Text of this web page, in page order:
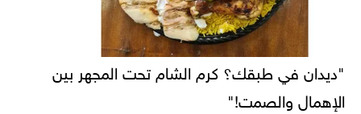
"ديدان في طبقك؟ كرم الشام تحت المجهر بين
الإهمال والصمت!"